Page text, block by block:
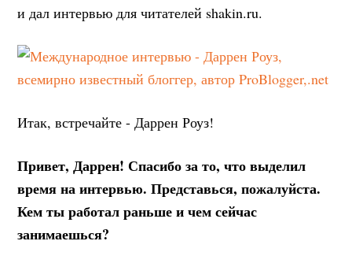
и дал интервью для читателей shakin.ru.
Итак, встречайте - Даррен Роуз!
Привет, Даррен! Спасибо за то, что выделил
время на интервью. Представься, пожалуйста.
Кем ты работал раньше и чем сейчас
занимаешься?